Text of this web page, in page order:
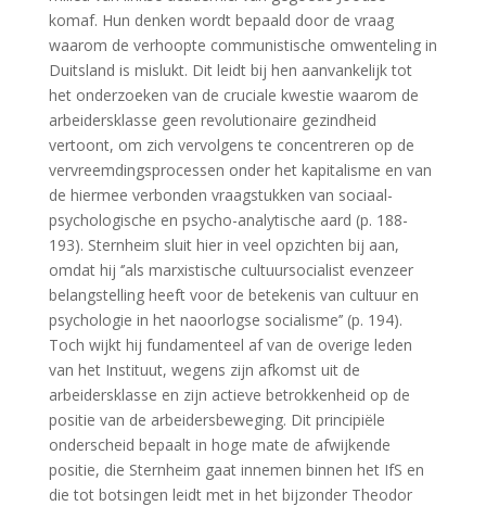
komaf. Hun denken wordt bepaald door de vraag
waarom de verhoopte communistische omwenteling in
Duitsland is mislukt. Dit leidt bij hen aanvankelijk tot
het onderzoeken van de cruciale kwestie waarom de
arbeidersklasse geen revolutionaire gezindheid
vertoont, om zich vervolgens te concentreren op de
vervreemdingsprocessen onder het kapitalisme en van
de hiermee verbonden vraagstukken van sociaal-
psychologische en psycho-analytische aard (p. 188-
193). Sternheim sluit hier in veel opzichten bij aan,
omdat hij ‘’als marxistische cultuursocialist evenzeer
belangstelling heeft voor de betekenis van cultuur en
psychologie in het naoorlogse socialisme’’ (p. 194).
Toch wijkt hij fundamenteel af van de overige leden
van het Instituut, wegens zijn afkomst uit de
arbeidersklasse en zijn actieve betrokkenheid op de
positie van de arbeidersbeweging. Dit principiële
onderscheid bepaalt in hoge mate de afwijkende
positie, die Sternheim gaat innemen binnen het IfS en
die tot botsingen leidt met in het bijzonder Theodor